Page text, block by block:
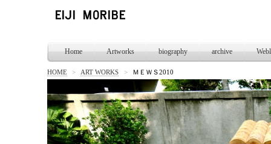
Home Artworks biography archive
HOME > ART WORKS > ＭＥＷＳ2010